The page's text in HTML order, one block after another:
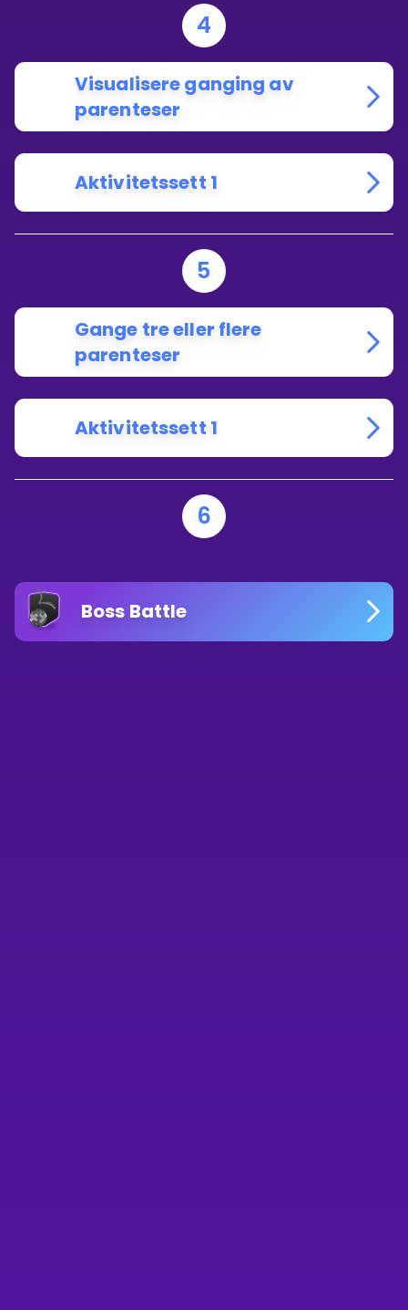
4
Visualisere ganging av
parenteser
Aktivitetssett 1
5
Gange tre eller flere
parenteser
Aktivitetssett 1
6
Boss Battle